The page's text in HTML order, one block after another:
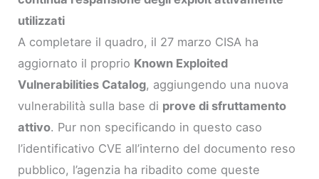
utilizzati
A completare il quadro, il 27 marzo CISA ha
aggiornato il proprio Known Exploited
Vulnerabilities Catalog, aggiungendo una nuova
vulnerabilità sulla base di prove di sfruttamento
attivo. Pur non specificando in questo caso
l’identificativo CVE all’interno del documento reso
pubblico, l’agenzia ha ribadito come queste